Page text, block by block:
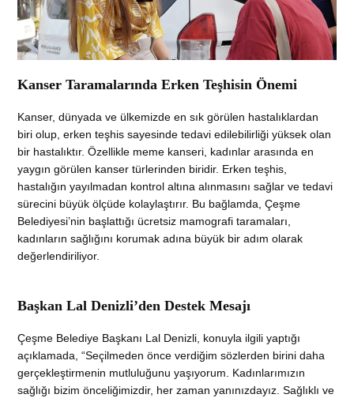
Kanser Taramalarında Erken Teşhisin Önemi
Kanser, dünyada ve ülkemizde en sık görülen hastalıklardan
biri olup, erken teşhis sayesinde tedavi edilebilirliği yüksek olan
bir hastalıktır. Özellikle meme kanseri, kadınlar arasında en
yaygın görülen kanser türlerinden biridir. Erken teşhis,
hastalığın yayılmadan kontrol altına alınmasını sağlar ve tedavi
sürecini büyük ölçüde kolaylaştırır. Bu bağlamda, Çeşme
Belediyesi’nin başlattığı ücretsiz mamografi taramaları,
kadınların sağlığını korumak adına büyük bir adım olarak
değerlendiriliyor.
Başkan Lal Denizli’den Destek Mesajı
Çeşme Belediye Başkanı Lal Denizli, konuyla ilgili yaptığı
açıklamada, “Seçilmeden önce verdiğim sözlerden birini daha
gerçekleştirmenin mutluluğunu yaşıyorum. Kadınlarımızın
sağlığı bizim önceliğimizdir, her zaman yanınızdayız. Sağlıklı ve